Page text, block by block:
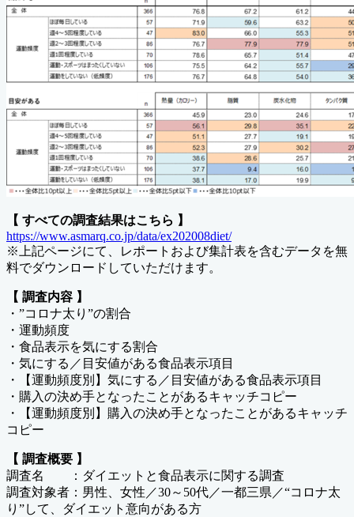
【 すべての調査結果はこちら 】
https://www.asmarq.co.jp/data/ex202008diet/
※上記ページにて、レポートおよび集計表を含むデータを無
料でダウンロードしていただけます。
【 調査内容 】
・”コロナ太り”の割合
・運動頻度
・食品表示を気にする割合
・気にする／目安値がある食品表示項目
・【運動頻度別】気にする／目安値がある食品表示項目
・購入の決め手となったことがあるキャッチコピー
・【運動頻度別】購入の決め手となったことがあるキャッチ
コピー
【 調査概要 】
調査名 ：ダイエットと食品表示に関する調査
調査対象者：男性、女性／30～50代／一都三県／“コロナ太
り”して、ダイエット意向がある方